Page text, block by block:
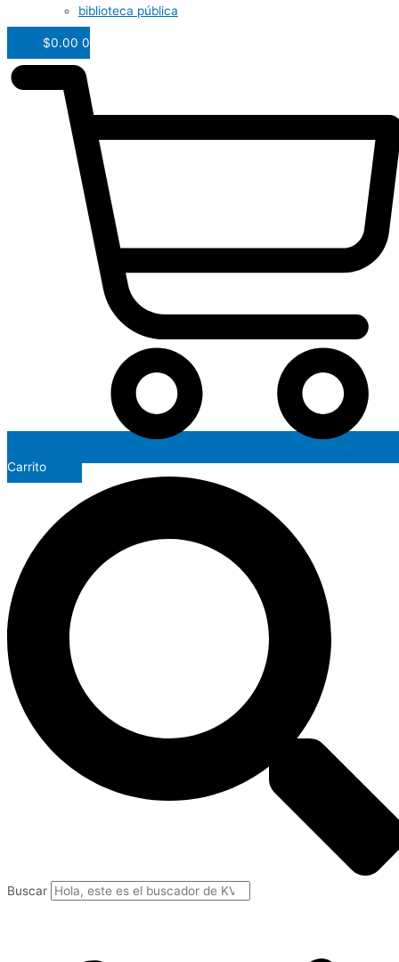
biblioteca pública
$0.00 0
Carrito
Buscar